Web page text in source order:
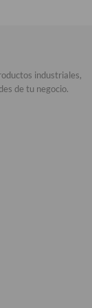
industriales,
de tu negocio.